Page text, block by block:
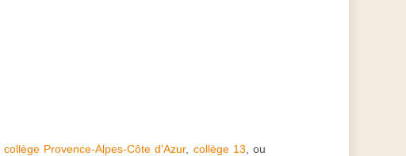
collège Provence-Alpes-Côte d'Azur, collège 13 , ou